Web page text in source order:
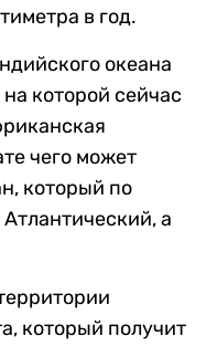
в год.
океана
которой сейчас
чего может
который по
а
который получит